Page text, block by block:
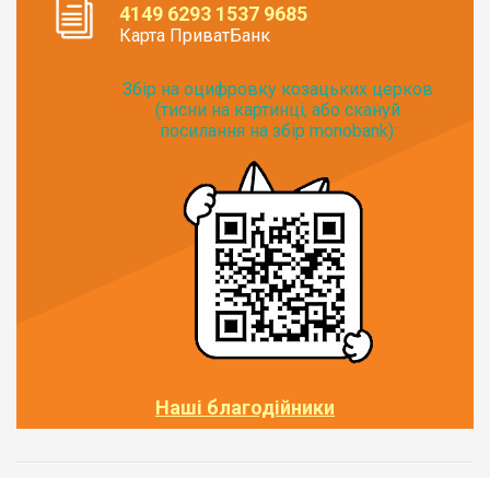
4149 6293 1537 9685
Карта ПриватБанк
Збір на оцифровку козацьких церков
(тисни на картинці, або скануй
посилання на збір monobank):
Наші благодійники